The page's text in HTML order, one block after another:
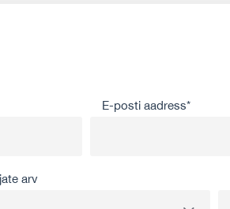
E-posti aadress*
arv